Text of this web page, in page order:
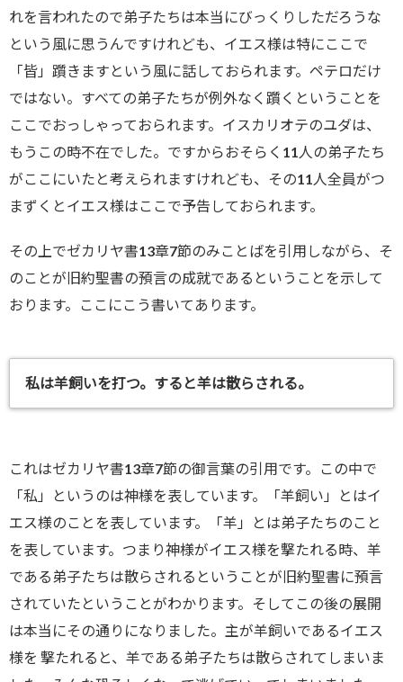
れを言われたので弟子たちは本当にびっくりしただろうな
という風に思うんですけれども、イエス様は特にここで
「皆」躓きますという風に話しておられます。ペテロだけ
ではない。すべての弟子たちが例外なく躓くということを
ここでおっしゃっておられます。イスカリオテのユダは、
もうこの時不在でした。ですからおそらく11人の弟子たち
がここにいたと考えられますけれども、その11人全員がつ
まずくとイエス様はここで予告しておられます。
その上でゼカリヤ書13章7節のみことばを引用しながら、そ
のことが旧約聖書の預言の成就であるということを示して
おります。ここにこう書いてあります。
私は羊飼いを打つ。すると羊は散らされる。
これはゼカリヤ書13章7節の御言葉の引用です。この中で
「私」というのは神様を表しています。「羊飼い」とはイ
エス様のことを表しています。「羊」とは弟子たちのこと
を表しています。つまり神様がイエス様を撃たれる時、羊
である弟子たちは散らされるということが旧約聖書に預言
されていたということがわかります。そしてこの後の展開
は本当にその通りになりました。主が羊飼いであるイエス
様を 撃たれると、羊である弟子たちは散らされてしまいま